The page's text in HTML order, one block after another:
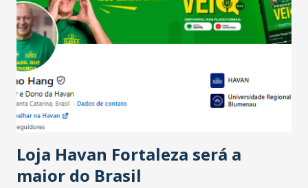
Ainda segundo a Pesquisa, em novembro de 2025, 40% dos
bares e restaurantes operaram com lucro e outros 40%
registraram equilíbrio financeiro. Já o percentual de
estabelecimentos no prejuízo ficou em 19%, pouco abaixo
do observado no mês anterior. Outros 1% não existiam em
novembro. Em relação a outubro, o faturamento também
Loja Havan Fortaleza será a
maior do Brasil